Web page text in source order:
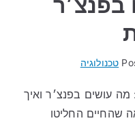
טכנולוגיה
מה עושים בפנצ׳ר ואיך
שהחיים החליטו